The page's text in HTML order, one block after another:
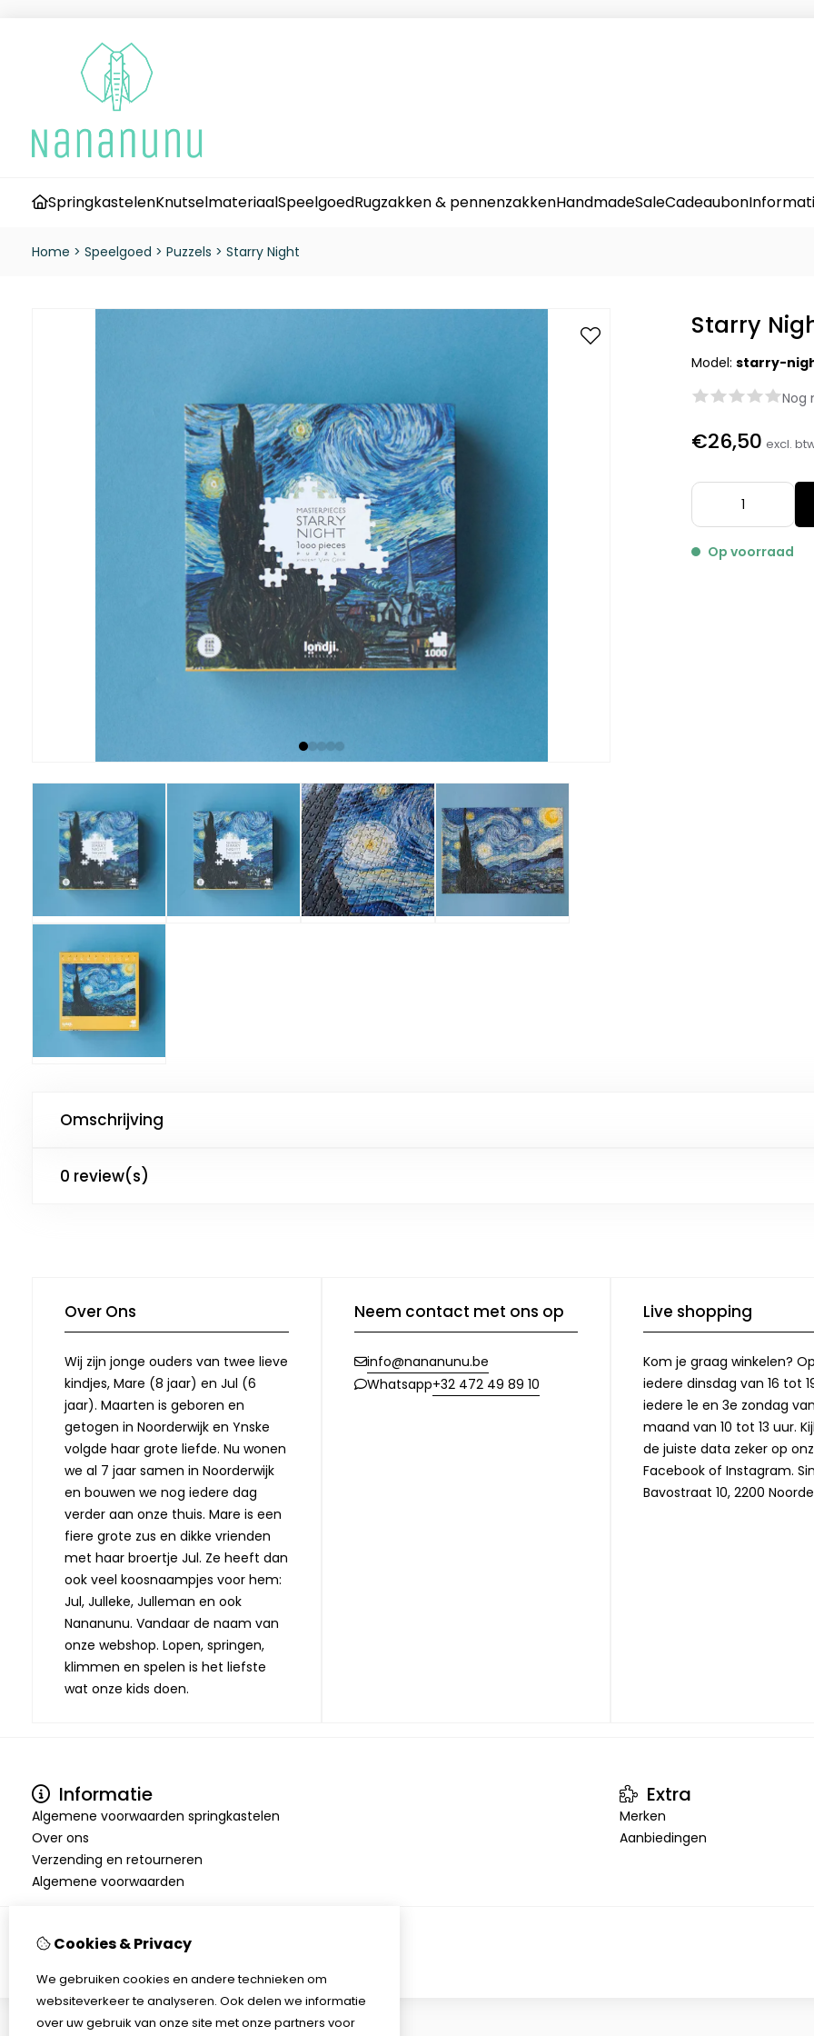
SpringkastelenKnutselmateriaalSpeelgoedRugzakken & pennenzakkenHandmadeSaleCadeaubon
Home > Speelgoed > Puzzels > Starry Night
Starry
Model:starry-
Nog
€26,50 excl.
Op voorraad
Omschrijving
0 review(s)
Over Ons
Wij zijn jonge ouders van twee lieve
kindjes, Mare (8 jaar) en Jul (6
jaar). Maarten is geboren en
getogen in Noorderwijk en Ynske
volgde haar grote liefde. Nu wonen
we al 7 jaar samen in Noorderwijk
en bouwen we nog iedere dag
verder aan onze thuis. Mare is een
fiere grote zus en dikke vrienden
met haar broertje Jul. Ze heeft dan
ook veel koosnaampjes voor hem:
Jul, Julleke, Julleman en ook
Nananunu. Vandaar de naam van
onze webshop. Lopen, springen,
klimmen en spelen is het liefste
wat onze kids doen.
Neem contact met ons op
info@nananunu.be
Whatsapp+32 472 49 89 10
Live shopping
Kom je graag winkelen?
iedere dinsdag van 16 tot
iedere 1e en 3e zondag
maand van 10 tot 13 uur.
de juiste data zeker op
Facebook of Instagram.
Bavostraat 10, 2200
Informatie
Algemene voorwaarden springkastelen
Over ons
Verzending en retourneren
Algemene voorwaarden
Extra
Merken
Aanbiedingen
Cookies & Privacy
We gebruiken cookies en andere technieken om
websiteverkeer te analyseren. Ook delen we informatie
over uw gebruik van onze site met onze partners voor